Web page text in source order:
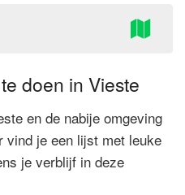
doen in Vieste
en de nabije omgeving
vind je een lijst met leuke
je verblijf in deze